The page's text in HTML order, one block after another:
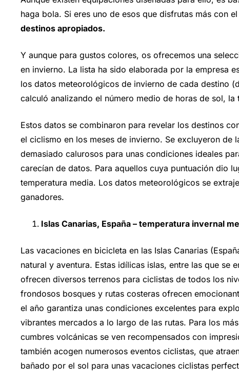
haga bola. Si eres uno de esos que disfrutas más con
destinos apropiados.
Y aunque para gustos colores, os ofrecemos una
en invierno. La lista ha sido elaborada por la empresa
los datos meteorológicos de invierno de cada destino
calculó analizando el número medio de horas de sol,
Estos datos se combinaron para revelar los destinos
el ciclismo en los meses de invierno. Se excluyeron
demasiado calurosos para unas condiciones ideales
carecían de datos. Para aquellos cuya puntuación dio
temperatura media. Los datos meteorológicos se
ganadores.
Islas Canarias, España – temperatura invernal
Las vacaciones en bicicleta en las Islas Canarias
natural y aventura. Estas idílicas islas, entre las que se
ofrecen diversos terrenos para ciclistas de todos los
frondosos bosques y rutas costeras ofrecen
el año garantiza unas condiciones excelentes para
vibrantes mercados a lo largo de las rutas. Para los
cumbres volcánicas se ven recompensados con
también acogen numerosos eventos ciclistas, que
bañado por el sol para unas vacaciones ciclistas